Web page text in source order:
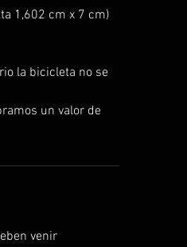
1,602 cm x 7 cm)
la bicicleta no se
un valor de
venir